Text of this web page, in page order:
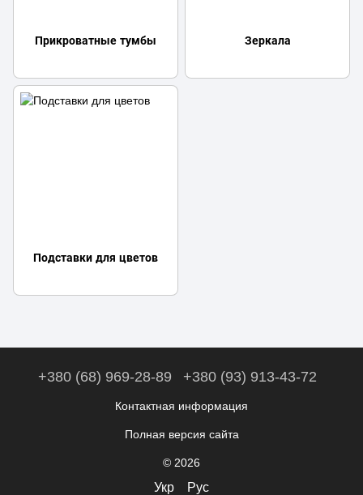
Прикроватные тумбы Зеркала
Подставки для цветов
+380 (68) 969-28-89 +380 (93) 913-43-72
Контактная информация
Полная версия сайта
© 2026
Укр Рус